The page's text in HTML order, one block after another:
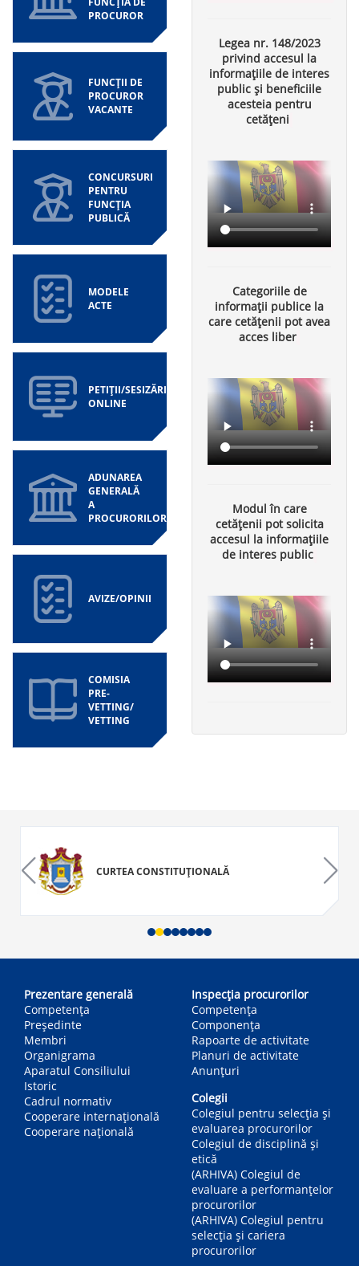
PROCUROR
FUNCȚII DE
PROCUROR
VACANTE
CONCURSURI
PENTRU
FUNCȚIA
PUBLICĂ
MODELE
ACTE
PETIȚII/SESIZĂRI
ONLINE
ADUNAREA
GENERALĂ
A
PROCURORILOR
AVIZE/OPINII
COMISIA
PRE-
VETTING/
VETTING
Legea nr. 148/2023
privind accesul la
informațiile de interes
public și beneficiile
acesteia pentru
cetățeni
Categoriile de
informații publice la
care cetățenii pot avea
acces liber
Modul în care
cetățenii pot solicita
accesul la informațiile
de interes public
CURTEA CONSTITUȚIONALĂ
navigation
Prezentare generală
Competența
Președinte
Membri
Organigrama
Aparatul Consiliului
Istoric
Cadrul normativ
Cooperare internațională
Cooperare națională
Inspecția procurorilor
Competenţa
Componența
Rapoarte de activitate
Planuri de activitate
Anunțuri
Colegii
Colegiul pentru selecția și
evaluarea procurorilor
Colegiul de disciplină și
etică
(ARHIVA) Colegiul de
evaluare a performanțelor
procurorilor
(ARHIVA) Colegiul pentru
selecția și cariera
procurorilor